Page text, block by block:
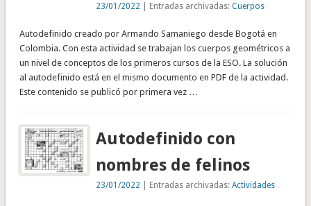
23/01/2022 | Entradas archivadas:Cuerpos
Autodefinido creado por Armando Samaniego desde Bogotá en
Colombia. Con esta actividad se trabajan los cuerpos geométricos a
un nivel de conceptos de los primeros cursos de la ESO. La solución
al autodefinido está en el mismo documento en PDF de la actividad.
Este contenido se publicó por primera vez …
Autodefinido con
nombres de felinos
23/01/2022 | Entradas archivadas:Actividades